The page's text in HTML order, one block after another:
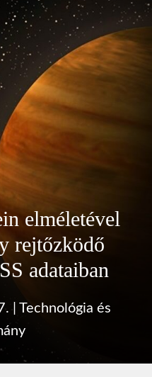
elméletével
rejtőzködő
adataiban
Technológia és